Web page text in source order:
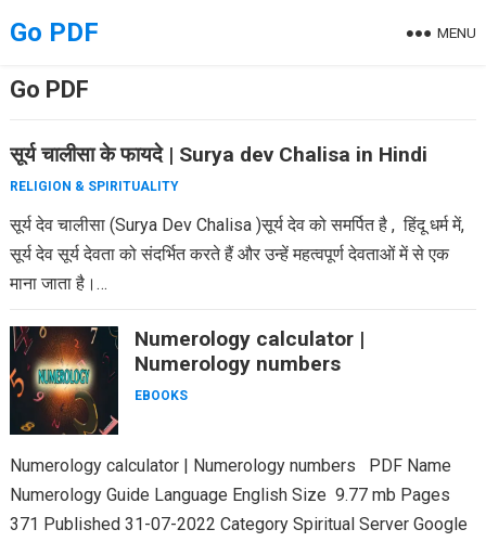
toGo PDF MENU
Go PDF
सूर्य चालीसा के फायदे | Surya dev Chalisa in Hindi
RELIGION & SPIRITUALITY
सूर्य देव चालीसा (Surya Dev Chalisa )सूर्य देव को समर्पित है , हिंदू धर्म में,
सूर्य देव सूर्य देवता को संदर्भित करते हैं और उन्हें महत्वपूर्ण देवताओं में से एक
माना जाता है।…
Numerology calculator |
Numerology numbers
EBOOKS
Numerology calculator | Numerology numbers PDF Name
Numerology Guide Language English Size 9.77 mb Pages
371 Published 31-07-2022 Category Spiritual Server Google